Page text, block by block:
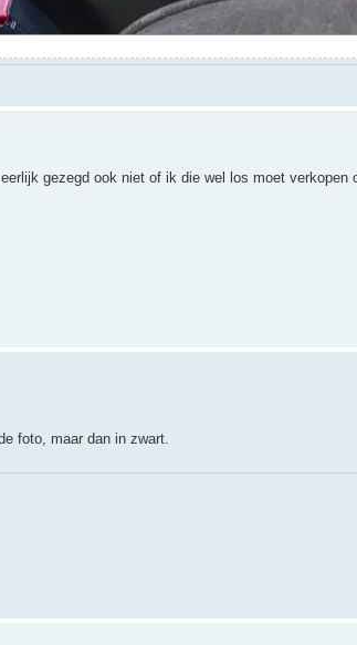
gezegd ook niet of ik die wel los moet verkopen
foto, maar dan in zwart.